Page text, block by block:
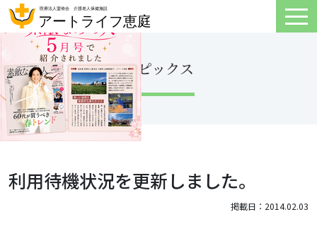
トピックス
利用待機状況を更新しました。
掲載日：2014.02.03